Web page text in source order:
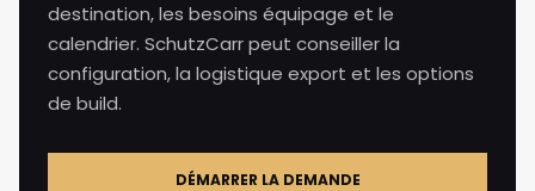
destination, les besoins équipage et le
calendrier. SchutzCarr peut conseiller la
configuration, la logistique export et les options
de build.
DÉMARRER LA DEMANDE